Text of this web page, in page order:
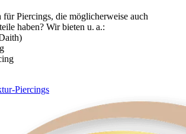
für Piercings, die möglicherweise auch
haben? Wir bieten u. a.:
Piercings